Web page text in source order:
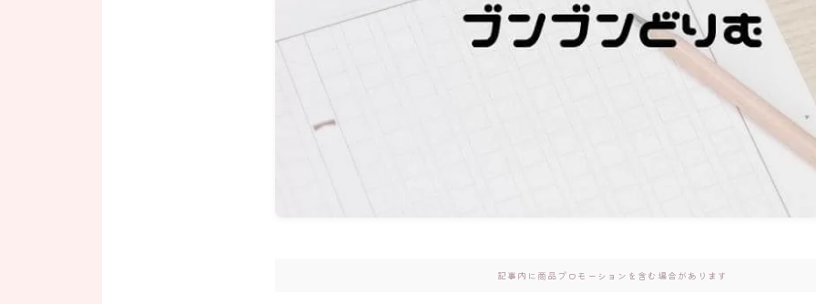
記事内に商品プロモーションを含む場合があります